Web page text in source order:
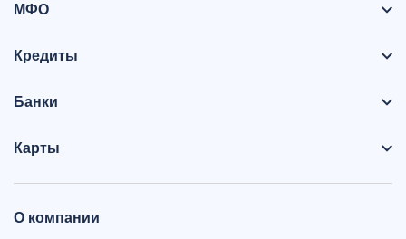
МФО
Кредиты
Банки
Карты
О компании